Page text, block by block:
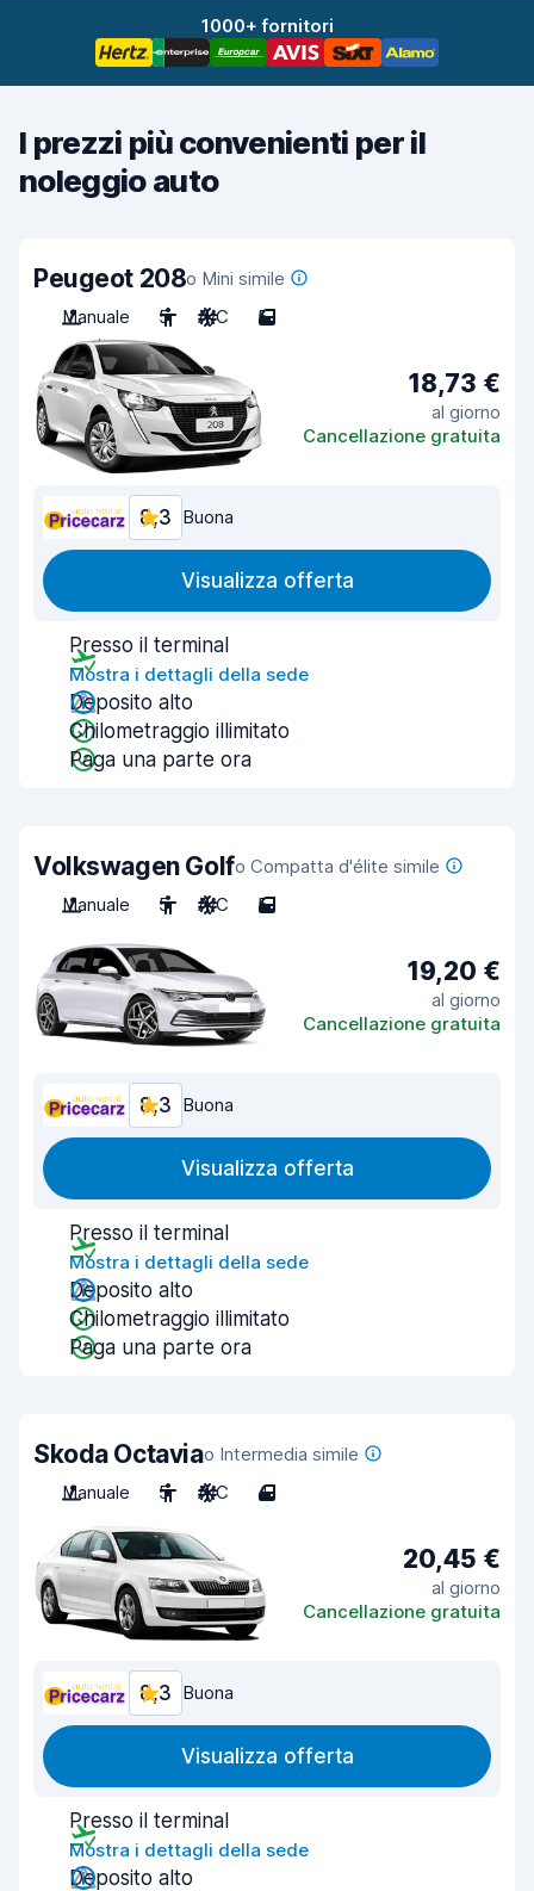
1000+ fornitori
I prezzi più convenienti per il
noleggio auto
Peugeot 208o Mini simile
Manuale
5 A/C 5
18,73 €
al giorno
Cancellazione gratuita
8,3 Buona
Visualizza offerta
Presso il terminal
Mostra i dettagli della sede
Deposito alto
Chilometraggio illimitato
Paga una parte ora
Volkswagen Golfo Compatta d'élite simile
Manuale
5 A/C 5
19,20 €
al giorno
Cancellazione gratuita
8,3 Buona
Visualizza offerta
Presso il terminal
Mostra i dettagli della sede
Deposito alto
Chilometraggio illimitato
Paga una parte ora
Skoda Octaviao Intermedia simile
Manuale
5 A/C 4
20,45 €
al giorno
Cancellazione gratuita
8,3 Buona
Visualizza offerta
Presso il terminal
Mostra i dettagli della sede
Deposito alto